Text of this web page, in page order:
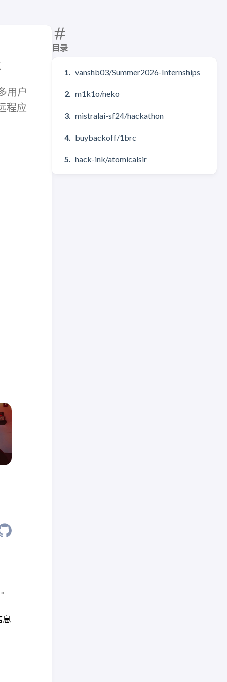
目录
vanshb03/Summer2026-Internships
m1k1o/neko
mistralai-sf24/hackathon
buybackoff/1brc
hack-ink/atomicalsir
用户
程应
息